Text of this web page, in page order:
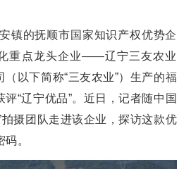
的抚顺市国家知识产权优势企
重点龙头企业——辽宁三友农业
以下简称“三友农业”）生产的福
“辽宁优品”。近日，记者随中国
拍摄团队走进该企业，探访这款优
。